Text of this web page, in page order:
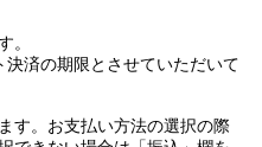
。
済の期限とさせていただいて
す。お支払い方法の選択の際